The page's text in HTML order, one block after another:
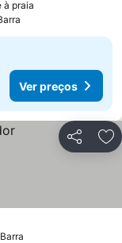
à praia
Ver preços
Partilhar